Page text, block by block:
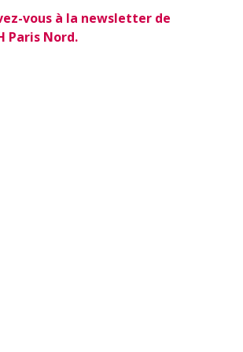
vous à la newsletter de
Paris Nord.